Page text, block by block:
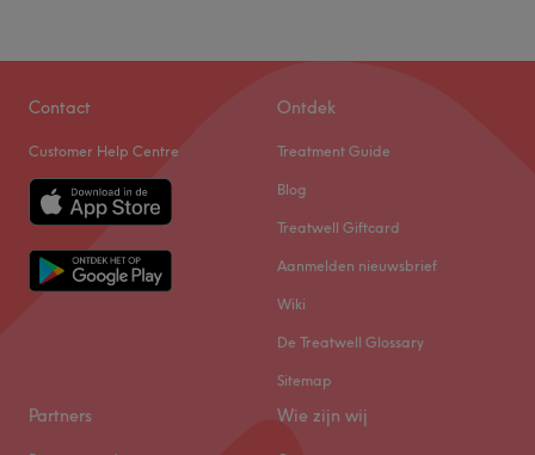
Contact
Customer Help Centre
Ontdek
Treatment Guide
Blog
Treatwell Giftcard
Aanmelden nieuwsbrief
Wiki
De Treatwell Glossary
Sitemap
Partners Wie zijn wij